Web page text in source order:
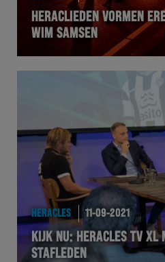
BusinessClub
Foundation
Futsal
eSports
Academie
HERACLIEDEN VORMEN
WIM SAMSEN
HERACLES 11-09-2021
KIJK NU: HERACLES TV XL
STAFLEDEN